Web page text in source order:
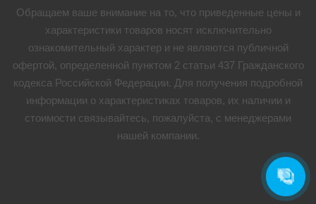
Обращаем ваше внимание на то, что приведенные цены и
характеристики товaров носят исключительно
ознакомительный характер и не являются публичной
офертой, определенной пунктом 2 статьи 437 Гражданского
кодекса Российской Федерации. Для получения подробной
информации о характеристиках товaров, их наличии и
стоимости связывайтесь, пожалуйста, с менеджерами
нашей компании.